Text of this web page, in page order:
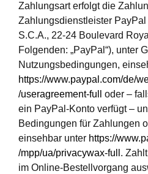
Zahlungsart erfolgt die
Zahlungsdienstleister PayPal
S.C.A., 22-24 Boulevard
Folgenden: „PayPal“), unter
Nutzungsbedingungen,
https://www.paypal.com/de/
/useragreement-full
oder –
ein PayPal-Konto verfügt –
Bedingungen für Zahlungen
einsehbar unter https://
/mpp/ua/privacywax-full .
im Online-Bestellvorgang